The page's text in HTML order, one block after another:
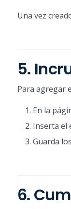
Una vez
5.
Para agregar
En la
Inserta el
Guarda
6.